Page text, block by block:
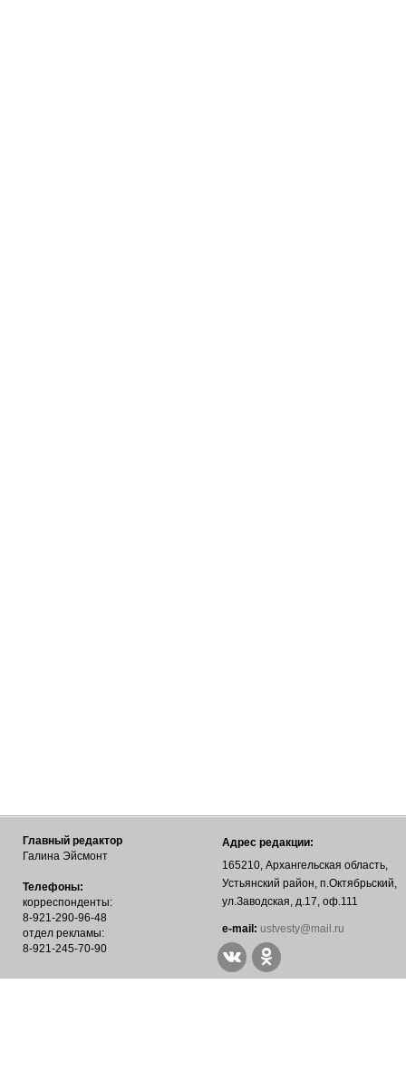
Главный редактор
Галина Эйсмонт
Телефоны:
корреспонденты:
8-921-290-96-48
отдел рекламы:
8-921-245-70-90
Адрес редакции:
165210, Архангельская область,
Устьянский район, п.Октябрьский,
ул.Заводская, д.17, оф.111
е-mail: ustvesty@mail.ru